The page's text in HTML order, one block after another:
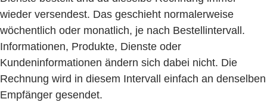
wieder versendest. Das geschieht normalerweise
wöchentlich oder monatlich, je nach Bestellintervall.
Informationen, Produkte, Dienste oder
Kundeninformationen ändern sich dabei nicht. Die
Rechnung wird in diesem Intervall einfach an denselben
Empfänger gesendet.